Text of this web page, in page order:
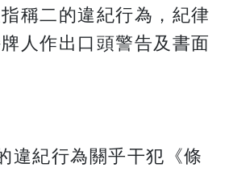
稱二的違紀行為，紀律
人作出口頭警告及書面
違紀行為關乎干犯《條